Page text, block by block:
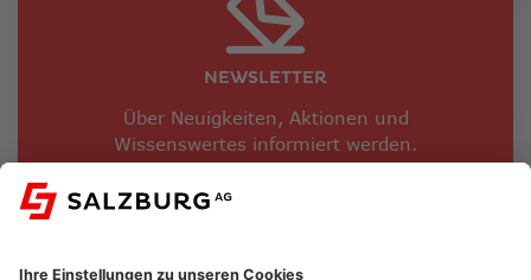
NEWSLETTER
Über Neuigkeiten, Aktionen und
Wissenswertes informiert werden.